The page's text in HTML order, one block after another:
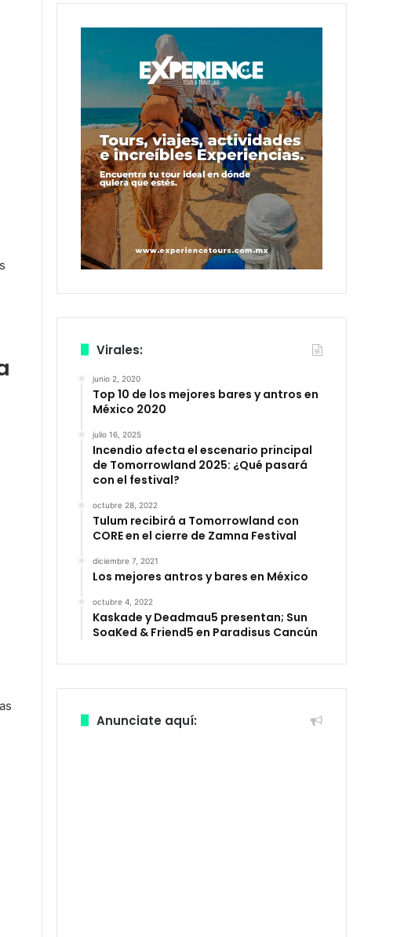
Virales:
junio 2, 2020
Top 10 de los mejores bares y antros en
México 2020
julio 16, 2025
Incendio afecta el escenario principal
de Tomorrowland 2025: ¿Qué pasará
con el festival?
octubre 28, 2022
Tulum recibirá a Tomorrowland con
CORE en el cierre de Zamna Festival
diciembre 7, 2021
Los mejores antros y bares en México
octubre 4, 2022
Kaskade y Deadmau5 presentan; Sun
SoaKed & Friend5 en Paradisus Cancún
Anunciate aquí: